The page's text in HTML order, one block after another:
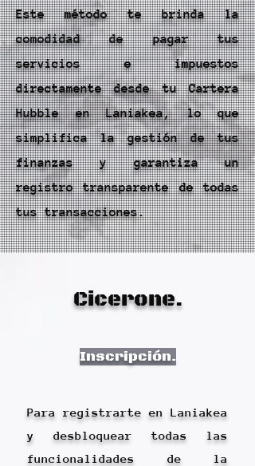
Este método te brinda la
comodidad de pagar tus
servicios e impuestos
directamente desde tu Cartera
Hubble en Laniakea, lo que
simplifica la gestión de tus
finanzas y garantiza un
registro transparente de todas
tus transacciones.
Cicerone.
Inscripción.
Para registrarte en Laniakea
y desbloquear todas las
funcionalidades de la